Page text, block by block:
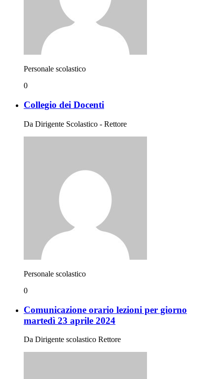
Personale scolastico
0
Collegio dei Docenti
Da Dirigente Scolastico - Rettore
Personale scolastico
0
Comunicazione orario lezioni per giorno
martedì 23 aprile 2024
Da Dirigente scolastico Rettore